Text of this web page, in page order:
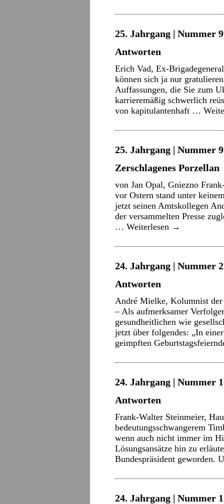
25. Jahrgang | Nummer
Antworten
Erich Vad, Ex-
können sich ja nur
Auffassungen, die Sie zum
karrieremäßig schwerlich
von kapitulantenhaft …
25. Jahrgang | Nummer
Zerschlagenes Porzellan
von Jan Opal, Gniezno
vor Ostern stand unter
jetzt seinen Amtskollegen
der versammelten Presse
… Weiterlesen →
24. Jahrgang | Nummer
Antworten
André Mielke, Kolumnist der
– Als aufmerksamer
gesundheitlichen wie
jetzt über folgendes: „In
geimpften
24. Jahrgang | Nummer
Antworten
Frank-Walter Steinmeier,
bedeutungsschwangerem
wenn auch nicht immer im
Lösungsansätze hin zu
Bundespräsident geworden.
24. Jahrgang | Nummer